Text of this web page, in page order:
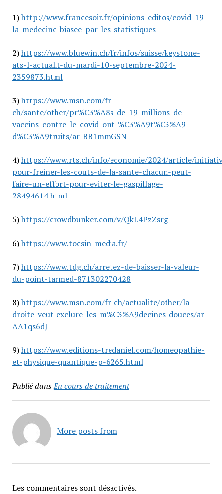
1)http://www.francesoir.fr/opinions-editos/covid-19-
la-medecine-biasee-par-les-statistiques
2)https://www.bluewin.ch/fr/infos/suisse/keystone-
ats-l-actualit-du-mardi-10-septembre-2024-
2359873.html
3)https://www.msn.com/fr-
ch/sante/other/pr%C3%A8s-de-19-millions-de-
vaccins-contre-le-covid-ont-%C3%A9t%C3%A9-
d%C3%A9truits/ar-BB1mmGSN
4)https://www.rts.ch/info/economie/2024/article/
pour-freiner-les-couts-de-la-sante-chacun-peut-
faire-un-effort-pour-eviter-le-gaspillage-
28494614.html
5)https://crowdbunker.com/v/QkL4PzZsrg
6)https://www.tocsin-media.fr/
7)https://www.tdg.ch/arretez-de-baisser-la-valeur-
du-point-tarmed-871302270428
8)https://www.msn.com/fr-ch/actualite/other/la-
droite-veut-exclure-les-m%C3%A9decines-douces/ar-
AA1qs6dJ
9)https://www.editions-tredaniel.com/homeopathie-
et-physique-quantique-p-6265.html
Publié dansEn cours de traitement
More posts from
Les commentaires sont désactivés.